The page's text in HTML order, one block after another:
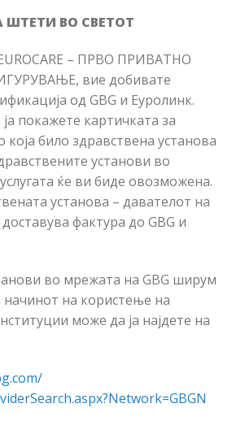
ШТЕТИ ВО СВЕТОТ
– ПРВО ПРИВАТНО
вие добивате
од GBG и Еуролинк.
покажете картичката за
било здравствена установа
установи во
ќе ви биде овозможена.
установа – давателот на
фактура до GBG и
во мрежата на GBG ширум
начинот на користење на
може да ја најдете на
aspx?Network=GBGN